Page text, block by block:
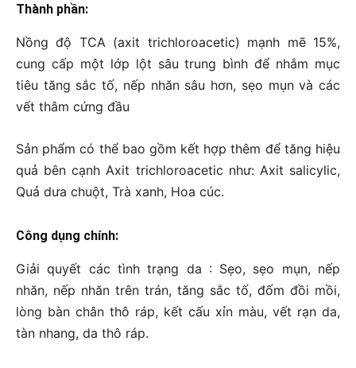
Thành phần:
Nồng độ TCA (axit trichloroacetic) mạnh mẽ 15%,
cung cấp một lớp lột sâu trung bình để nhắm mục
tiêu tăng sắc tố, nếp nhăn sâu hơn, sẹo mụn và các
vết thâm cứng đầu
Sản phẩm có thể bao gồm kết hợp thêm để tăng hiệu
quả bên cạnh Axit trichloroacetic như: Axit salicylic,
Quả dưa chuột, Trà xanh, Hoa cúc.
Công dụng chính:
Giải quyết các tình trạng da : Sẹo, sẹo mụn, nếp
nhăn, nếp nhăn trên trán, tăng sắc tố, đốm đồi mồi,
lòng bàn chân thô ráp, kết cấu xỉn màu, vết rạn da,
tàn nhang, da thô ráp.